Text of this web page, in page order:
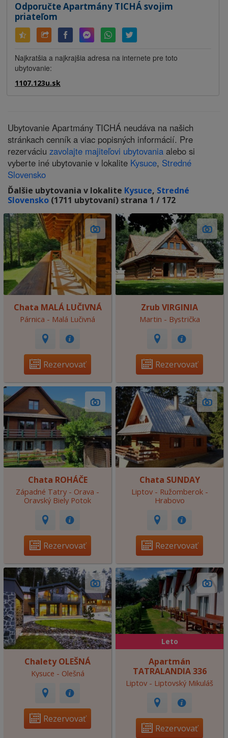
Odporučte Apartmány TICHÁ svojim
priateľom
Najkratšia a najkrajšia adresa na internete pre toto
ubytovanie:
1107.123u.sk
Ubytovanie Apartmány TICHÁ neudáva na našich
stránkach cenník a viac popisných informácií. Pre
rezerváciu zavolajte majiteľovi ubytovania alebo si
vyberte iné ubytovanie v lokalite Kysuce, Stredné
Slovensko
Ďalšie ubytovania v lokalite Kysuce, Stredné
Slovensko (1711 ubytovaní) strana 1 / 172
Chata MALÁ LUČIVNÁ
Párnica - Malá Lučivná
Rezervovať
Zrub VIRGINIA
Martin - Bystrička
Rezervovať
Chata ROHÁČE
Západné Tatry - Orava -
Oravský Biely Potok
Rezervovať
Chata SUNDAY
Liptov - Ružomberok -
Hrabovo
Rezervovať
Chalety OLEŠNÁ
Kysuce - Olešná
Rezervovať
Leto
Apartmán
TATRALANDIA 336
Liptov - Liptovský Mikuláš
Rezervovať